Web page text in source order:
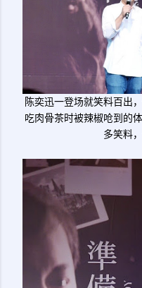
陈奕迅一登场就笑料百出
吃肉骨茶时被辣椒呛到的
多笑料